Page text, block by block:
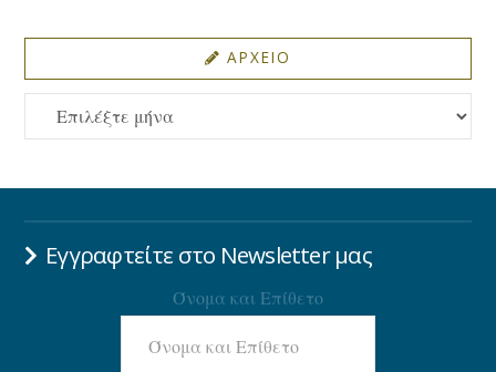
ΑΡΧΕΙΟ
ΑΡΧΕΙΟ
Εγγραφτείτε στο Newsletter μας
Όνομα και Επίθετο